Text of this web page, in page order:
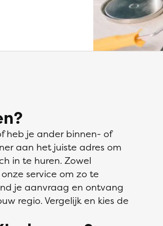
heb je ander binnen- of
aan het juiste adres om
in te huren. Zowel
service om zo te
je aanvraag en ontvang
regio. Vergelijk en kies de